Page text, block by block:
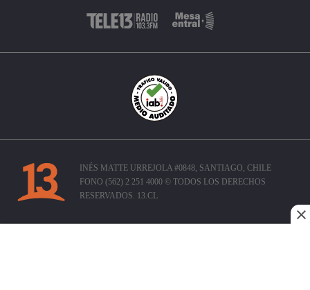
INÉS MATTE URREJOLA #0848, SANTIAGO, CHILE
FONO (562) 2 251 4000 © TODOS LOS DERECHOS
RESERVADOS. 13.CL